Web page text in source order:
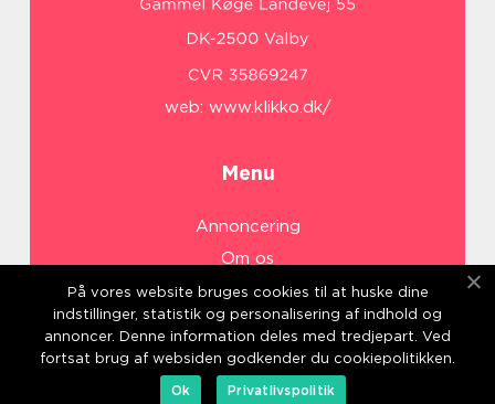
web: www.klikko.dk/
Menu
Annoncering
Om os
Cookies
Kontakt os
Sitemap
På vores website bruges cookies til at huske dine
indstillinger, statistik og personalisering af indhold og
annoncer. Denne information deles med tredjepart. Ved
fortsat brug af websiden godkender du cookiepolitikken.
Ok
Privatlivspolitik